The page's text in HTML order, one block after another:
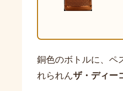
銅色のボトルに、
れられんザ・ディー